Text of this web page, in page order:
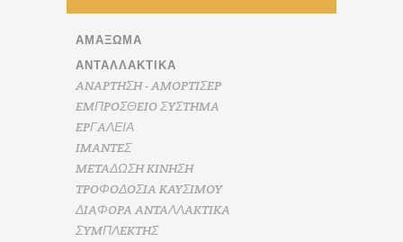
ΑΜΆΞΩΜΑ
ΑΝΤΑΛΛΑΚΤΙΚΑ
ANAPTHΣH - AMOPTIΣEP
EMΠPOΣΘEIO ΣYΣTHMA
EPΓAΛΕΙΑ
IMANTEΣ
METAΔΩΣH KINHΣH
TPOΦOΔOΣIA KAYΣIMOY
ΔIAΦOPA ANTAΛΛAKTIKA
ΣYMΠΛEKTHΣ